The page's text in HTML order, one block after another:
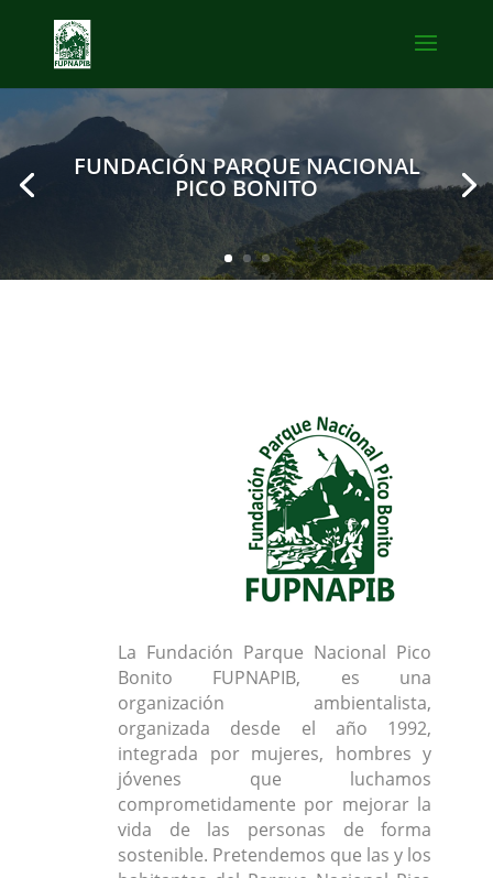
FUNDACIÓN PARQUE NACIONAL
PICO BONITO
La Fundación Parque Nacional Pico
Bonito FUPNAPIB, es una
organización ambientalista,
organizada desde el año 1992,
integrada por mujeres, hombres y
jóvenes que luchamos
comprometidamente por mejorar la
vida de las personas de forma
sostenible. Pretendemos que las y los